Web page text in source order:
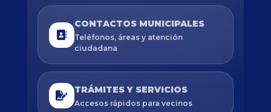
CONTACTOS MUNICIPALES
Teléfonos, áreas y atención
ciudadana
TRÁMITES Y SERVICIOS
Accesos rápidos para vecinos